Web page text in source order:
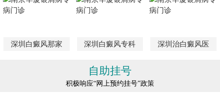
深圳白癜风那家 深圳白癜风专科 深圳治白癜风医
自助挂号
积极响应“网上预约挂号”政策